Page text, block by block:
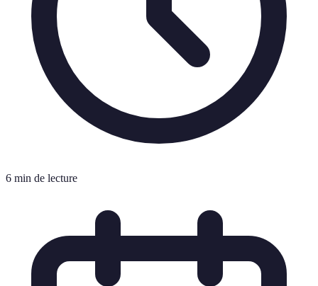
6 min de lecture